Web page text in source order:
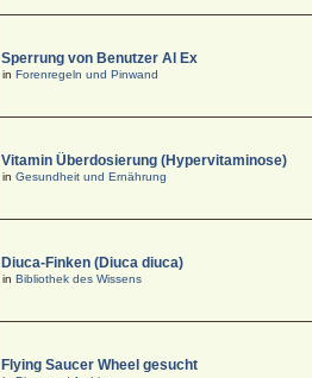
Sperrung von Benutzer Al Ex
inForenregeln und Pinwand
Vitamin Überdosierung (Hypervitaminose)
inGesundheit und Ernährung
Diuca-Finken (Diuca diuca)
inBibliothek des Wissens
Flying Saucer Wheel gesucht